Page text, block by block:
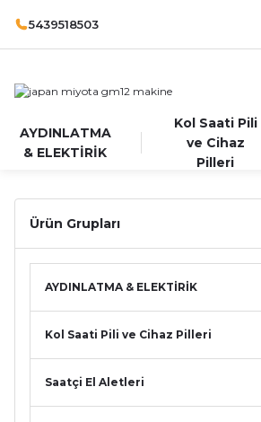
5439518503
AYDINLATMA
& ELEKTİRİK
Kol Saati Pili
ve Cihaz
Pilleri
Ürün Grupları
AYDINLATMA & ELEKTİRİK
Kol Saati Pili ve Cihaz Pilleri
Saatçi El Aletleri